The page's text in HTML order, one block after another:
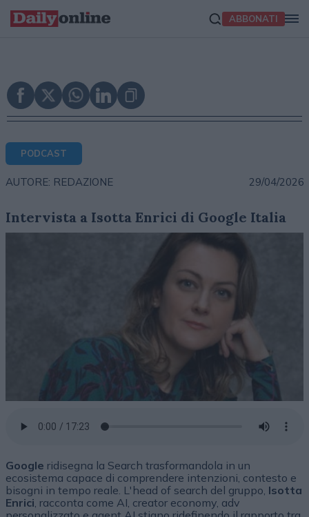
ABBONATI
PODCAST
AUTORE: REDAZIONE 29/04/2026
Intervista a Isotta Enrici di Google Italia
Google ridisegna la Search trasformandola in un
ecosistema capace di comprendere intenzioni, contesto e
bisogni in tempo reale. L'head of search del gruppo, Isotta
Enrici , racconta come AI, creator economy, adv